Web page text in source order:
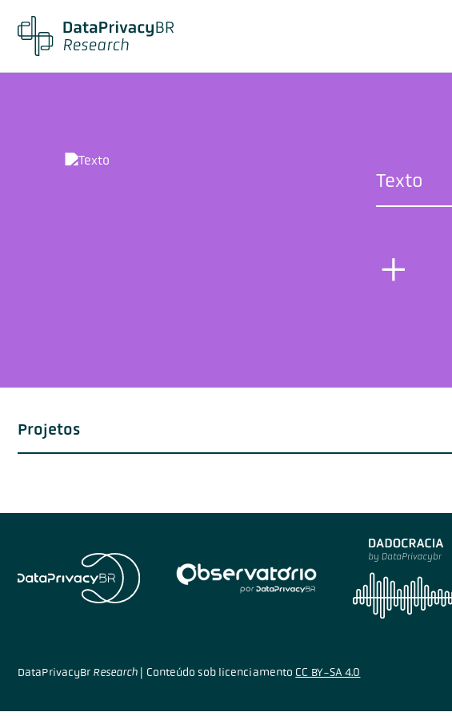
Texto
×
Projetos
DataPrivacyBr Research | Conteúdo sob licenciamento CC BY-SA 4.0